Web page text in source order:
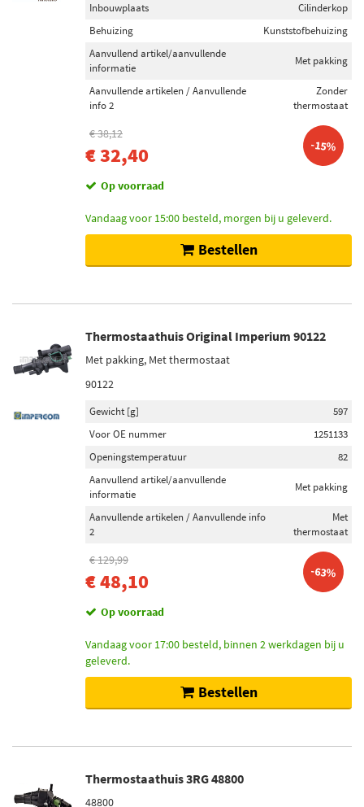
Inbouwplaats
Cilinderkop
Behuizing
Kunststofbehuizing
Aanvullend artikel/aanvullende
informatie
Met pakking
Aanvullende artikelen / Aanvullende
info 2
Zonder
thermostaat
€ 38,12
€ 32,40 -15%
Op voorraad
Vandaag voor 15:00 besteld, morgen bij u geleverd.
Bestellen
Thermostaathuis Original Imperium 90122
Met pakking, Met thermostaat
90122
Gewicht [g]
597
Voor OE nummer
1251133
Openingstemperatuur
82
Aanvullend artikel/aanvullende
informatie
Met pakking
Aanvullende artikelen / Aanvullende info
2
Met
thermostaat
€ 129,99
€ 48,10 -63%
Op voorraad
Vandaag voor 17:00 besteld, binnen 2 werkdagen bij u
geleverd.
Bestellen
Thermostaathuis 3RG 48800
48800